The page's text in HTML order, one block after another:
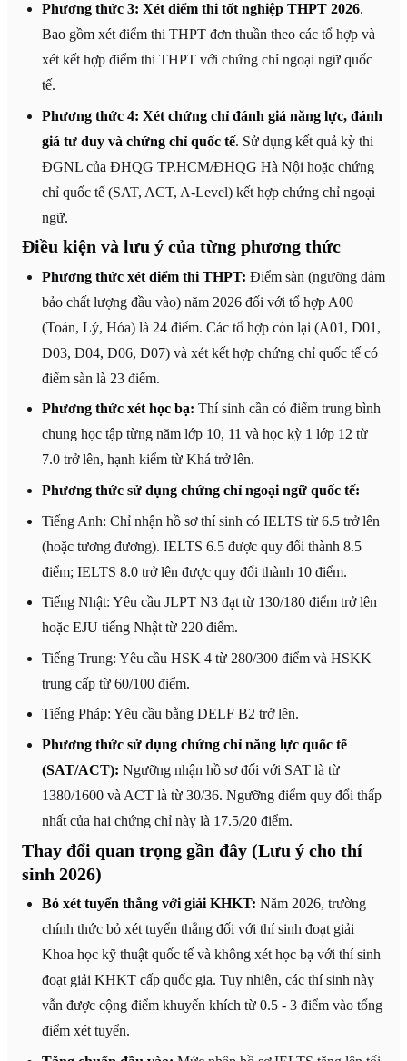
Phương thức 3: Xét điểm thi tốt nghiệp THPT 2026.
Bao gồm xét điểm thi THPT đơn thuần theo các tổ hợp và
xét kết hợp điểm thi THPT với chứng chỉ ngoại ngữ quốc
tế.
Phương thức 4: Xét chứng chỉ đánh giá năng lực, đánh
giá tư duy và chứng chỉ quốc tế. Sử dụng kết quả kỳ thi
ĐGNL của ĐHQG TP.HCM/ĐHQG Hà Nội hoặc chứng
chỉ quốc tế (SAT, ACT, A-Level) kết hợp chứng chỉ ngoại
ngữ.
Điều kiện và lưu ý của từng phương thức
Phương thức xét điểm thi THPT: Điểm sàn (ngưỡng đảm
bảo chất lượng đầu vào) năm 2026 đối với tổ hợp A00
(Toán, Lý, Hóa) là 24 điểm. Các tổ hợp còn lại (A01, D01,
D03, D04, D06, D07) và xét kết hợp chứng chỉ quốc tế có
điểm sàn là 23 điểm.
Phương thức xét học bạ: Thí sinh cần có điểm trung bình
chung học tập từng năm lớp 10, 11 và học kỳ 1 lớp 12 từ
7.0 trở lên, hạnh kiểm từ Khá trở lên.
Phương thức sử dụng chứng chỉ ngoại ngữ quốc tế:
Tiếng Anh: Chỉ nhận hồ sơ thí sinh có IELTS từ 6.5 trở lên
(hoặc tương đương). IELTS 6.5 được quy đổi thành 8.5
điểm; IELTS 8.0 trở lên được quy đổi thành 10 điểm.
Tiếng Nhật: Yêu cầu JLPT N3 đạt từ 130/180 điểm trở lên
hoặc EJU tiếng Nhật từ 220 điểm.
Tiếng Trung: Yêu cầu HSK 4 từ 280/300 điểm và HSKK
trung cấp từ 60/100 điểm.
Tiếng Pháp: Yêu cầu bằng DELF B2 trở lên.
Phương thức sử dụng chứng chỉ năng lực quốc tế
(SAT/ACT): Ngưỡng nhận hồ sơ đối với SAT là từ
1380/1600 và ACT là từ 30/36. Ngưỡng điểm quy đổi thấp
nhất của hai chứng chỉ này là 17.5/20 điểm.
Thay đổi quan trọng gần đây (Lưu ý cho thí
sinh 2026)
Bỏ xét tuyển thẳng với giải KHKT: Năm 2026, trường
chính thức bỏ xét tuyển thẳng đối với thí sinh đoạt giải
Khoa học kỹ thuật quốc tế và không xét học bạ với thí sinh
đoạt giải KHKT cấp quốc gia. Tuy nhiên, các thí sinh này
vẫn được cộng điểm khuyến khích từ 0.5 - 3 điểm vào tổng
điểm xét tuyển.